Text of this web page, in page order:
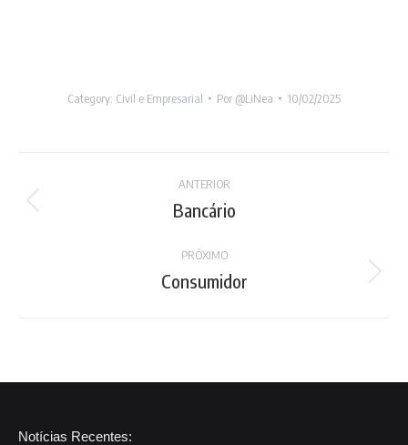
Category: Civil e Empresarial Por @LiNea 10/02/2025
navigation
ANTERIOR
Previous
Bancário
PRÓXIMO
Next
Consumidor
Notícias Recentes: